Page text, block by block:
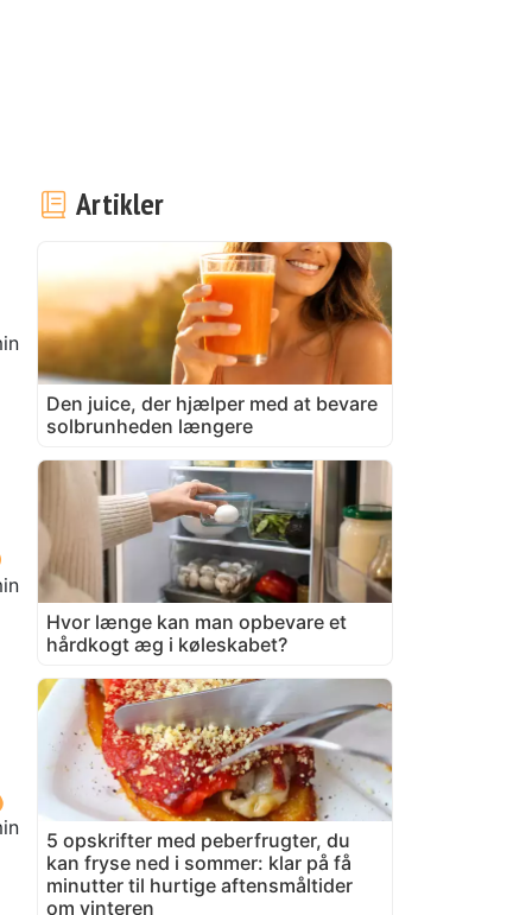
Artikler
Den juice, der hjælper med at bevare
solbrunheden længere
Hvor længe kan man opbevare et
hårdkogt æg i køleskabet?
5 opskrifter med peberfrugter, du
kan fryse ned i sommer: klar på få
minutter til hurtige aftensmåltider
om vinteren